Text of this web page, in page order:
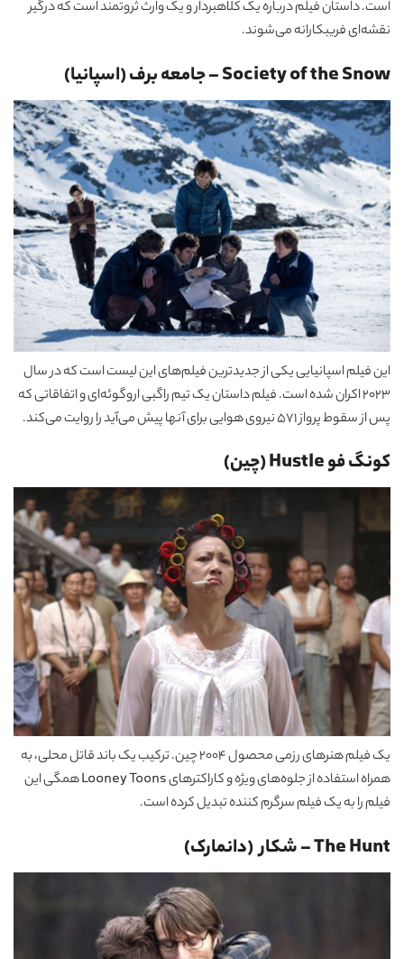
است. داستان فیلم درباره یک کلاهبردار و یک وارث ثروتمند است که درگیر
نقشه‌ای فریبکارانه می‌شوند.
Society of the Snow – جامعه برف (اسپانیا)
این فیلم اسپانیایی یکی از جدیدترین فیلم‌های این لیست است که در سال
2023 اکران شده است. فیلم داستان یک تیم راگبی اروگوئه‌ای و اتفاقاتی که
پس از سقوط پرواز 571 نیروی هوایی برای آنها پیش می‌آید را روایت می‌کند.
کونگ فو Hustle (چین)
یک فیلم هنرهای رزمی محصول 2004 چین. ترکیب یک باند قاتل محلی، به
همراه استفاده از جلوه‌های ویژه و کاراکترهای Looney Toons همگی این
فیلم را به یک فیلم سرگرم کننده تبدیل کرده است.
The Hunt – شکار (دانمارک)